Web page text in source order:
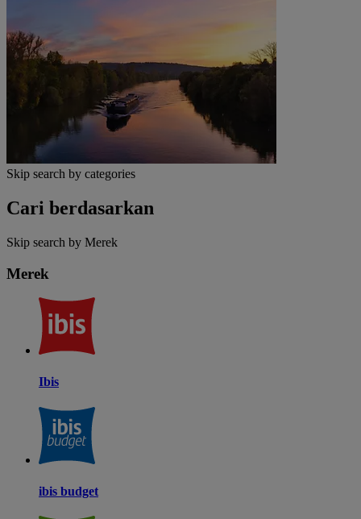
Skip search by categories
Cari berdasarkan
Skip search by Merek
Merek
Ibis
ibis budget